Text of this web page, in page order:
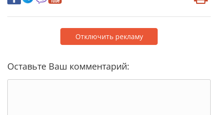
Отключить рекламу
Оставьте Ваш комментарий: